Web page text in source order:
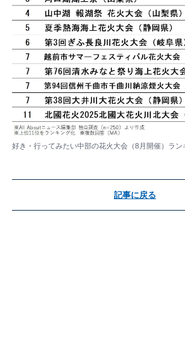
好き・行ってみたい中部の花火大会（8月開催）ラン
記事に戻る